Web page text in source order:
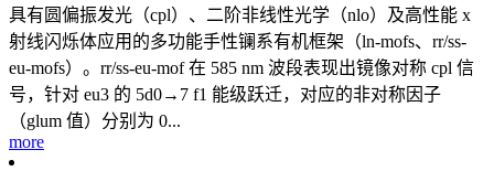
具有圆偏振发光（cpl）、二阶非线性光学（nlo）及高性能 x
射线闪烁体应用的多功能手性镧系有机框架（ln-mofs、rr/ss-
eu-mofs）。rr/ss-eu-mof 在 585 nm 波段表现出镜像对称 cpl 信
号，针对 eu3 的 5d0→7 f1 能级跃迁，对应的非对称因子
（glum 值）分别为 0...
more